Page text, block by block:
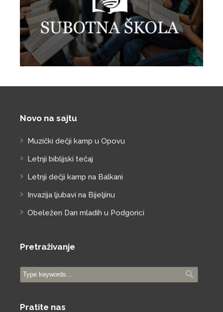
Novo na sajtu
Muzički dečji kamp u Opovu
Letnji biblijski tečaj
Letnji dečji kamp na Balkani
Invazija ljubavi na Bijeljinu
Obeležen Dan mladih u Podgorici
Pretraživanje
Pratite nas